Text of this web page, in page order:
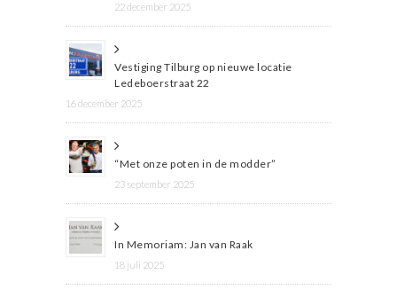
22 december 2025
Vestiging Tilburg op nieuwe locatie
Ledeboerstraat 22
16 december 2025
“Met onze poten in de modder”
23 september 2025
In Memoriam: Jan van Raak
18 juli 2025